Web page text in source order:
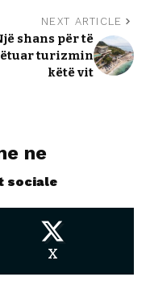
NEXT ARTICLE
shans për të
turizmin
këtë vit
ne
sociale
X